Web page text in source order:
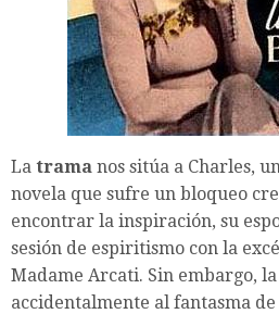
La trama nos sitúa a Charles,
novela que sufre un bloqueo
encontrar la inspiración, su
sesión de espiritismo con la
Madame Arcati. Sin embargo,
accidentalmente al fantasma